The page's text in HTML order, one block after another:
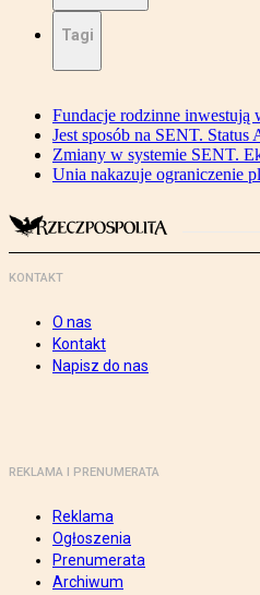
Tagi
Fundacje rodzinne inwestują
Jest sposób na SENT.
Zmiany w systemie SENT.
Unia nakazuje ograniczenie
KONTAKT
O nas
Kontakt
Napisz do nas
REKLAMA I PRENUMERATA
Reklama
Ogłoszenia
Prenumerata
Archiwum